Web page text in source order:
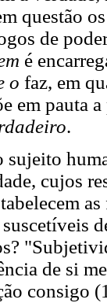
questão
de
é
o faz, em
em pauta
.
sujeito
cujos
de si
consigo